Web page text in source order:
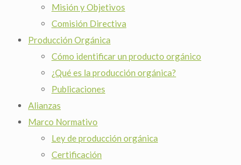
Misión y Objetivos
Comisión Directiva
Producción Orgánica
Cómo identificar un producto orgánico
¿Qué es la producción orgánica?
Publicaciones
Alianzas
Marco Normativo
Ley de producción orgánica
Certificación